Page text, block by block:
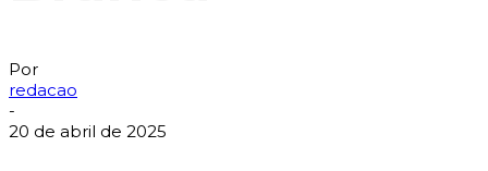
Por
redacao
-
20 de abril de 2025